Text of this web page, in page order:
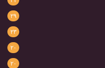
۲۹
۲۳
۲۰
۲۰